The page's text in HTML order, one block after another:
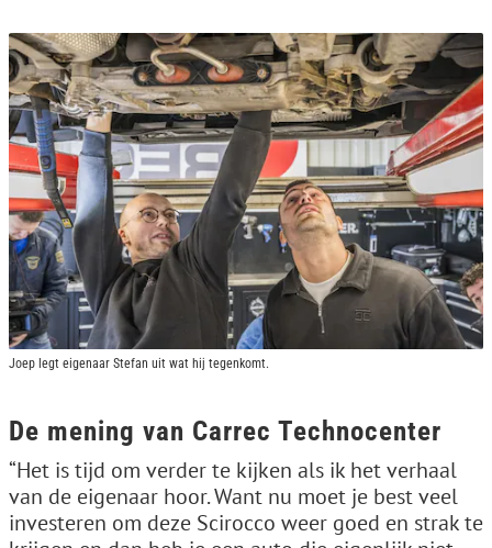
Joep legt eigenaar Stefan uit wat hij tegenkomt.
De mening van Carrec Technocenter
“Het is tijd om verder te kijken als ik het verhaal
van de eigenaar hoor. Want nu moet je best veel
investeren om deze Scirocco weer goed en strak te